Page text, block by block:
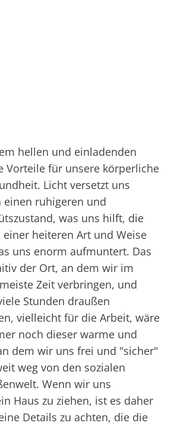
hellen und einladenden
Vorteile für unsere körperliche
Licht versetzt uns
ruhigeren und
was uns hilft, die
einer heiteren Art und Weise
uns enorm aufmuntert. Das
der Ort, an dem wir im
Zeit verbringen, und
Stunden draußen
vielleicht für die Arbeit, wäre
noch dieser warme und
dem wir uns frei und "sicher"
weg von den sozialen
Wenn wir uns
Haus zu ziehen, ist es daher
Details zu achten, die die